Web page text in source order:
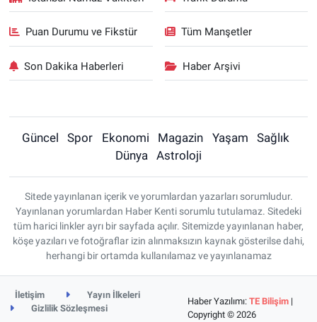
Puan Durumu ve Fikstür Tüm Manşetler
Son Dakika Haberleri Haber Arşivi
Güncel Spor Ekonomi Magazin Yaşam
Sağlık
Dünya
Astroloji
Sitede yayınlanan içerik ve yorumlardan yazarları sorumludur.
Yayınlanan yorumlardan Haber Kenti sorumlu tutulamaz. Sitedeki
tüm harici linkler ayrı bir sayfada açılır. Sitemizde yayınlanan haber,
köşe yazıları ve fotoğraflar izin alınmaksızın kaynak gösterilse dahi,
herhangi bir ortamda kullanılamaz ve yayınlanamaz
İletişim
Yayın İlkeleri
Gizlilik Sözleşmesi
Haber Yazılımı:TE Bilişim |
Copyright © 2026